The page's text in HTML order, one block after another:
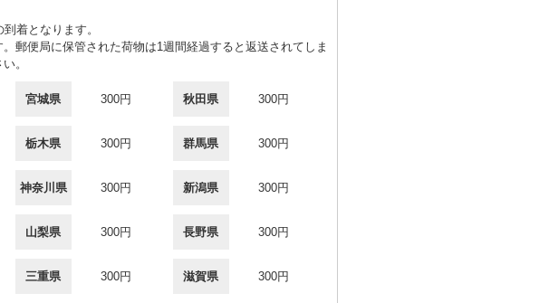
着となります。
郵便局に保管された荷物は1週間経過すると返送されてしま
。
宮城県 300円 秋田県 300円
栃木県 300円 群馬県 300円
神奈川県 300円 新潟県 300円
山梨県 300円 長野県 300円
三重県 300円 滋賀県 300円